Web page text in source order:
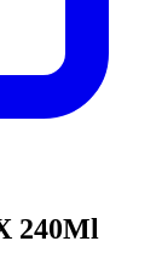
240Ml